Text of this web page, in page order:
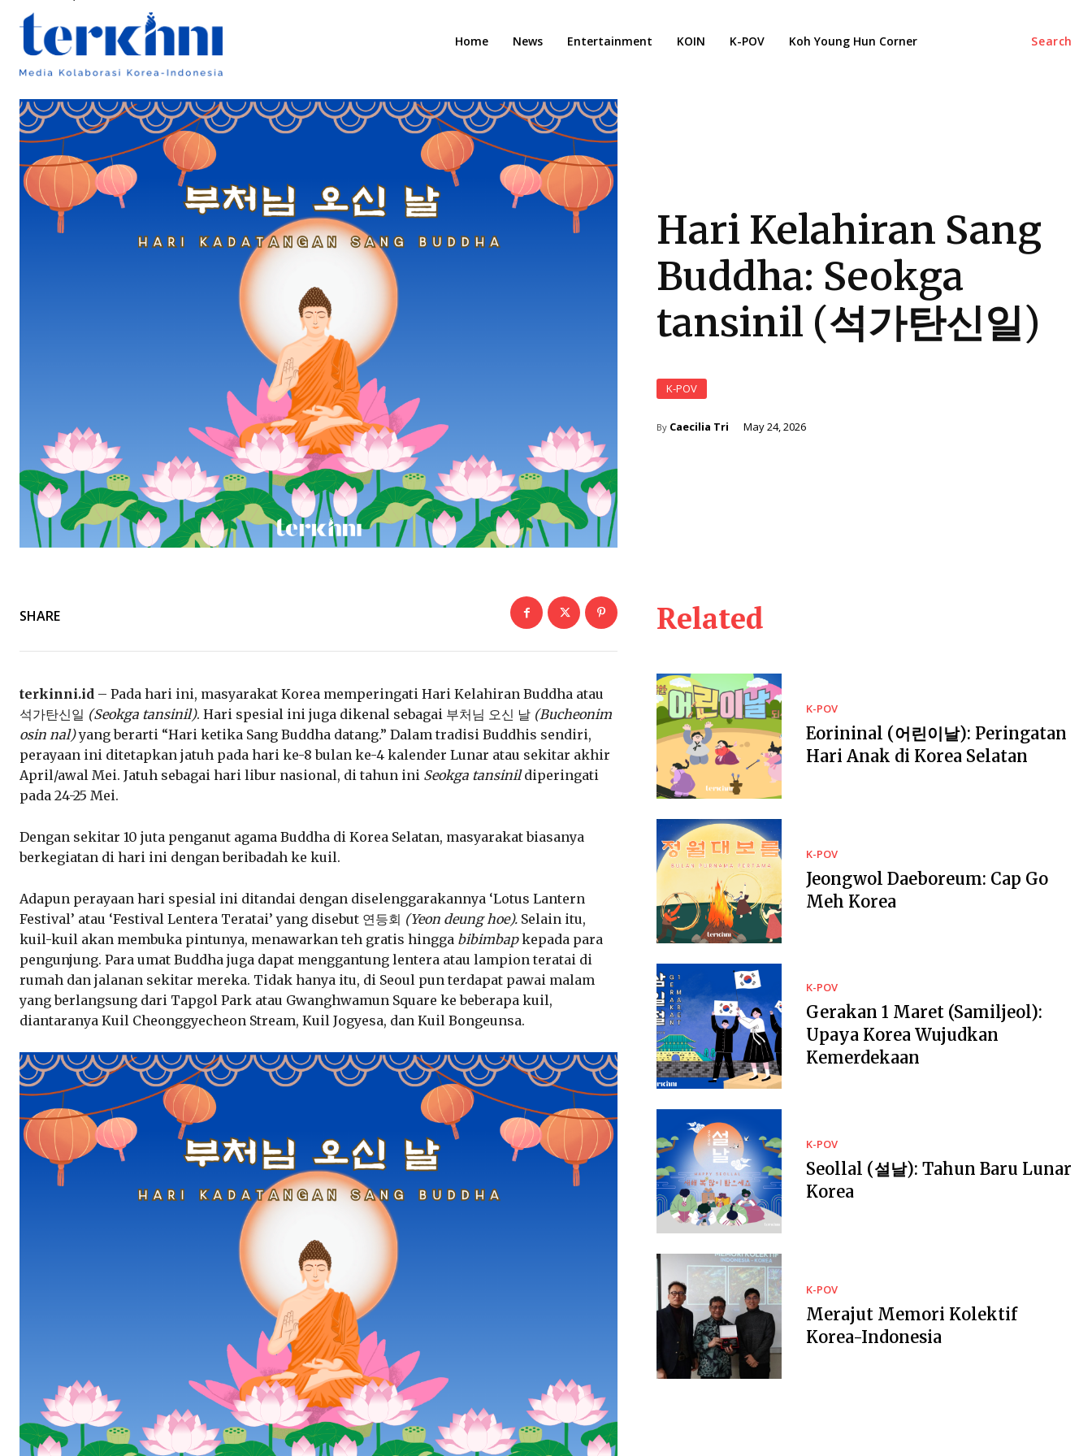
Search
Home News Entertainment KOIN K-POV Koh Young Hun Corner
Hari Kelahiran Sang
Buddha: Seokga
tansinil (석가탄신일)
K-POV
By Caecilia Tri May 24, 2026
SHARE
terkinni.id – Pada hari ini, masyarakat Korea memperingati Hari Kelahiran Buddha atau
석가탄신일 (Seokga tansinil). Hari spesial ini juga dikenal sebagai 부처님 오신 날 (Bucheonim
osin nal)yang berarti “Hari ketika Sang Buddha datang.” Dalam tradisi Buddhis sendiri,
perayaan ini ditetapkan jatuh pada hari ke-8 bulan ke-4 kalender Lunar atau sekitar akhir
April/awal Mei. Jatuh sebagai hari libur nasional, di tahun ini Seokga tansinildiperingati
pada 24-25 Mei.
Dengan sekitar 10 juta penganut agama Buddha di Korea Selatan, masyarakat biasanya
berkegiatan di hari ini dengan beribadah ke kuil.
Adapun perayaan hari spesial ini ditandai dengan diselenggarakannya ‘Lotus Lantern
Festival’ atau ‘Festival Lentera Teratai’ yang disebut 연등회 (Yeon deung hoe). Selain itu,
kuil-kuil akan membuka pintunya, menawarkan teh gratis hingga bibimbapkepada para
pengunjung. Para umat Buddha juga dapat menggantung lentera atau lampion teratai di
rumah dan jalanan sekitar mereka. Tidak hanya itu, di Seoul pun terdapat pawai malam
yang berlangsung dari Tapgol Park atau Gwanghwamun Square ke beberapa kuil,
diantaranya Kuil Cheonggyecheon Stream, Kuil Jogyesa, dan Kuil Bongeunsa.
Related
K-POV
Eorininal (어린이날): Peringatan
Hari Anak di Korea Selatan
K-POV
Jeongwol Daeboreum: Cap Go
Meh Korea
K-POV
Gerakan 1 Maret (Samiljeol):
Upaya Korea Wujudkan
Kemerdekaan
K-POV
Seollal (설날): Tahun Baru Lunar
Korea
K-POV
Merajut Memori Kolektif
Korea-Indonesia